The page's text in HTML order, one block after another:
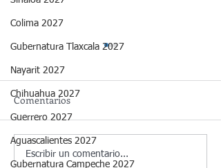
Colima 2027
Gubernatura Tlaxcala 2027
Nayarit 2027
Chihuahua 2027
Guerrero 2027
Aguascalientes 2027
Gubernatura Campeche 2027
Gubernatura de Veracruz
Comentarios
Escribir un comentario...